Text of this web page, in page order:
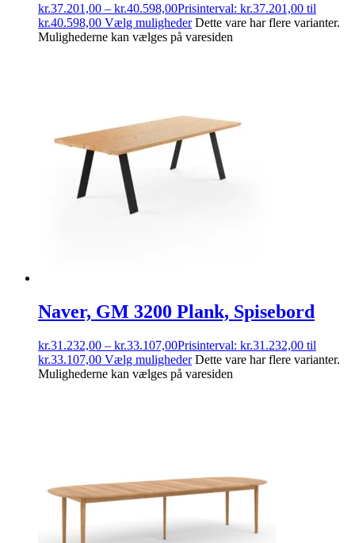
kr.37.201,00 – kr.40.598,00Prisinterval: kr.37.201,00 til
kr.40.598,00 Vælg muligheder Dette vare har flere varianter.
Mulighederne kan vælges på varesiden
Naver, GM 3200 Plank, Spisebord
kr.31.232,00 – kr.33.107,00Prisinterval: kr.31.232,00 til
kr.33.107,00 Vælg muligheder Dette vare har flere varianter.
Mulighederne kan vælges på varesiden